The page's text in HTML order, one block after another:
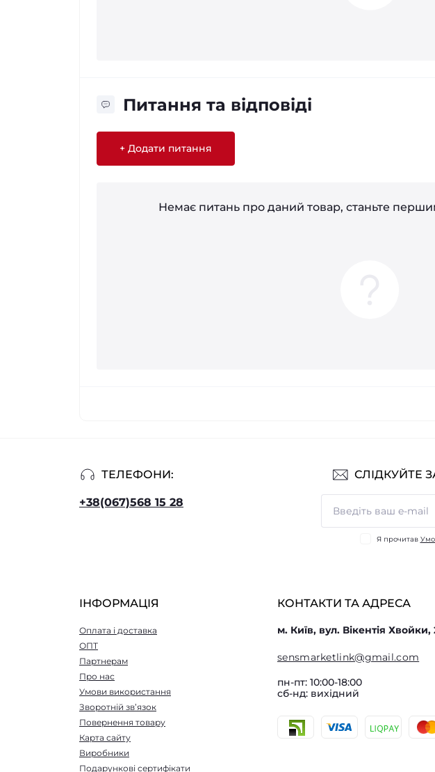
Питання та відповіді
+ Додати питання
Немає питань про даний товар, станьте
ТЕЛЕФОНИ:
+38(067)568 15 28
СЛІДКУЙТЕ
Я прочитав
ІНФОРМАЦІЯ
Оплата і доставка
ОПТ
Партнерам
Про нас
Умови використання
Зворотній зв’язок
Повернення товару
Карта сайту
Виробники
Подарункові сертифікати
КОНТАКТИ ТА АДРЕСА
м. Київ, вул. Вікентія Хвойки,
sensmarketlink@gmail.com
пн-пт: 10:00-18:00
сб-нд: вихідний